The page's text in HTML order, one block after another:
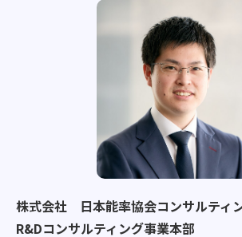
株式会社 日本能率協会コンサルティ
R&Dコンサルティング事業本部